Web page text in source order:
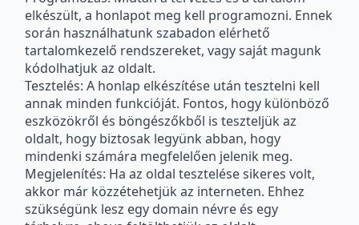
elkészült, a honlapot meg kell programozni. Ennek
során használhatunk szabadon elérhető
tartalomkezelő rendszereket, vagy saját magunk
kódolhatjuk az oldalt.
Tesztelés: A honlap elkészítése után tesztelni kell
annak minden funkcióját. Fontos, hogy különböző
eszközökről és böngészőkből is teszteljük az
oldalt, hogy biztosak legyünk abban, hogy
mindenki számára megfelelően jelenik meg.
Megjelenítés: Ha az oldal tesztelése sikeres volt,
akkor már közzétehetjük az interneten. Ehhez
szükségünk lesz egy domain névre és egy